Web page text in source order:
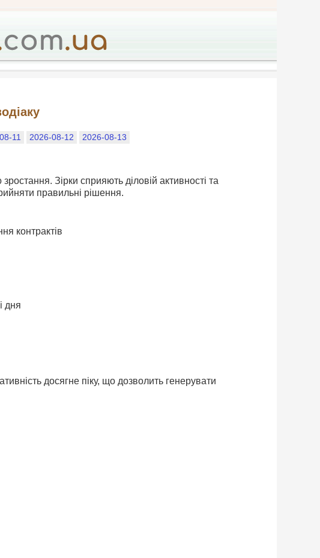
11 2026-08-12 2026-08-13
Зірки сприяють діловій активності та
правильні рішення.
контрактів
дня
досягне піку, що дозволить генерувати